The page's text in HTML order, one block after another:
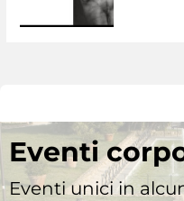
Eventi
Eventi unici in